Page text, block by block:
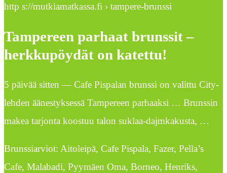
http s://mutkiamatkassa.fi › tampere-brunssi
Tampereen parhaat brunssit –
herkkupöydät on katettu!
5 päivää sitten — Cafe Pispalan brunssi on valittu City-
lehden äänestyksessä Tampereen parhaaksi … Brunssin
makea tarjonta koostuu talon suklaa-dajmkakusta, …
Brunssiarviot: Aitoleipä, Cafe Pispala, Fazer, Pella’s
Cafe, Malabadi, Pyymäen Oma, Borneo, Henriks,